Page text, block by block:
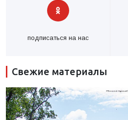
подписаться на нас
Свежие материалы